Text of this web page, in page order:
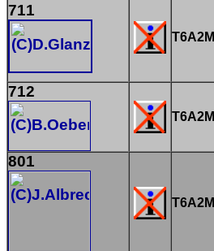
711
T6A2M
712
T6A2M
801
T6A2M